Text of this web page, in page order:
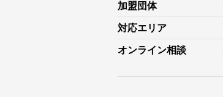
加盟団体
対応エリア
オンライン相談